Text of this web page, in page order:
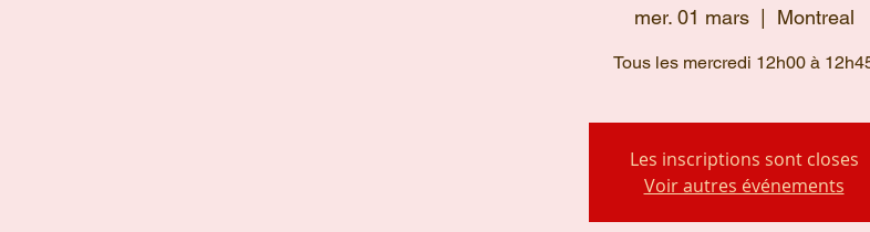
mer. 01 mars
  |
Montreal
Tous les mercredi 12h00 à
Les inscriptions sont closes
Voir autres événements